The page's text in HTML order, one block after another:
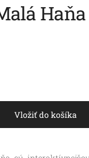
Vložiť do košíka